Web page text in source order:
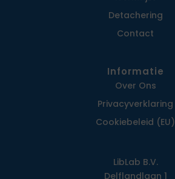
Detachering
Contact
Informatie
Over Ons
Privacy­verklaring
Cookiebeleid (EU)
LibLab B.V.
Delflandlaan 1